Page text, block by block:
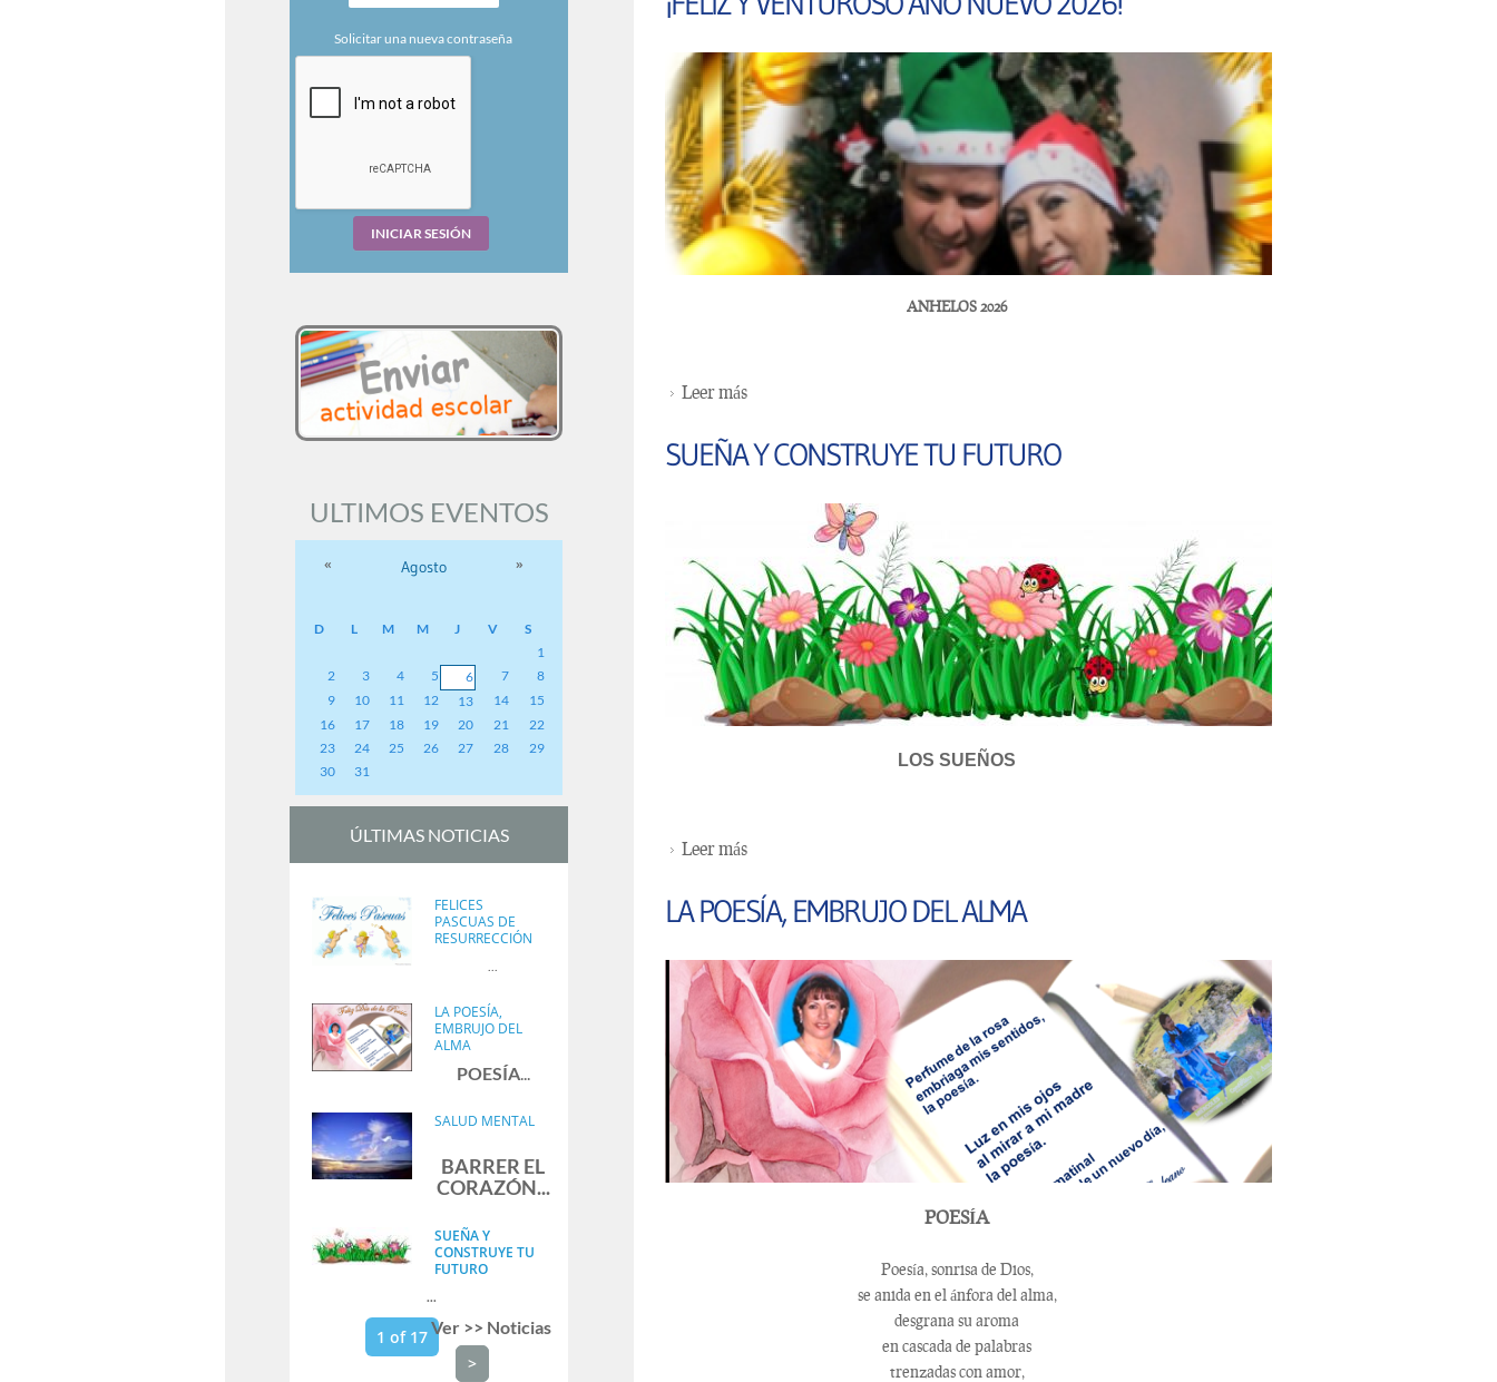
ANHELOS 2026
Leer mássobre ¡FELIZ Y VENTUROSO AÑO NUEVO 2026!
SUEÑA Y CONSTRUYE TU FUTURO
LOS SUEÑOS
Leer mássobre SUEÑA Y CONSTRUYE TU FUTURO
LA POESÍA, EMBRUJO DEL ALMA
POESÍA
Poesía, sonrisa de Dios,
se anida en el ánfora del alma,
desgrana su aroma
en cascada de palabras
trenzadas con amor,
Solicitar una nueva contraseña
ULTIMOS EVENTOS
Agosto
« »
D L M M J V
S
1
2
3 4 5 6 7
8
9
10 11 12 13 14
15
16
17 18 19 20 21
22
23
24 25 26 27 28
29
30
31
ÚLTIMAS NOTICIAS
FELICES
PASCUAS DE
RESURRECCIÓN
LA POESÍA,
EMBRUJO DEL
ALMA
POESÍA...
SALUD MENTAL
BARRER EL
CORAZÓN...
SUEÑA Y
CONSTRUYE TU
FUTURO
...
1 of 17
>
Ver >> Noticias